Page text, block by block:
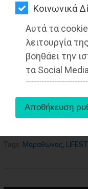
Kοινωνικά
Αυτά τα
λειτουργία
βοηθάει την
τα Social
ΨΙΘΥΡΟΙ
ΑΠΟΣΤΟΛΗ
ΑΡΘΡΩΝ
aboutus
Tags: Μαραθώνας,